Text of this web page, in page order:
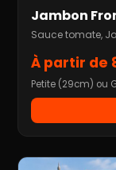
Jambon
Sauce tomate,
À partir de
Petite (29cm) ou